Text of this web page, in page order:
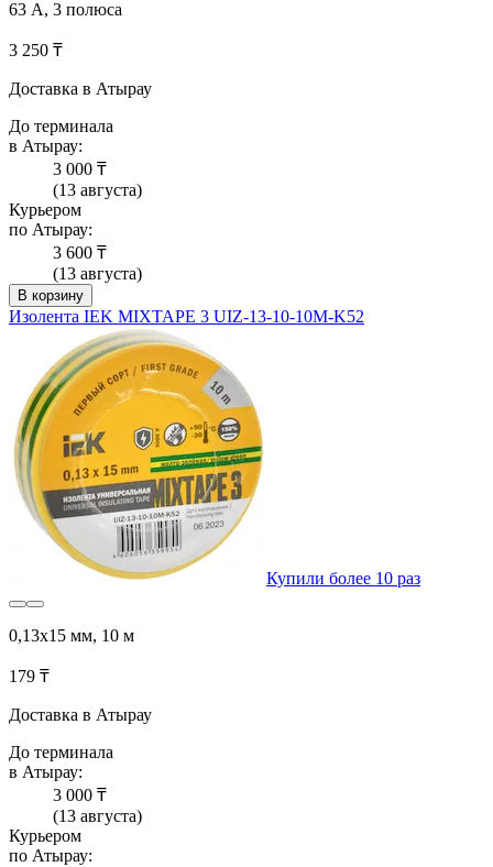
63 А, 3 полюса
3 250 ₸
Доставка в Атырау
До терминала
в Атырау:
3 000 ₸
(13 августа)
Курьером
по Атырау:
3 600 ₸
(13 августа)
В корзину
Изолента IEK MIXTAPE 3 UIZ-13-10-10M-K52
Купили более 10 раз
0,13х15 мм, 10 м
179 ₸
Доставка в Атырау
До терминала
в Атырау:
3 000 ₸
(13 августа)
Курьером
по Атырау: